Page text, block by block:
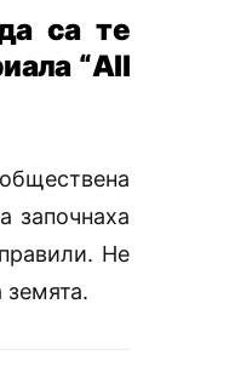
са те
“All
започнаха
Не